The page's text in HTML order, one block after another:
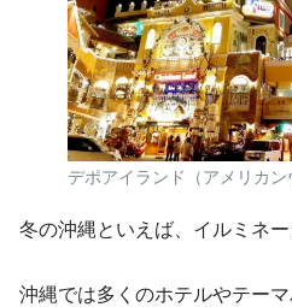
デポアイランド（アメリカン
冬の沖縄といえば、イルミネー
沖縄では多くのホテルやテー